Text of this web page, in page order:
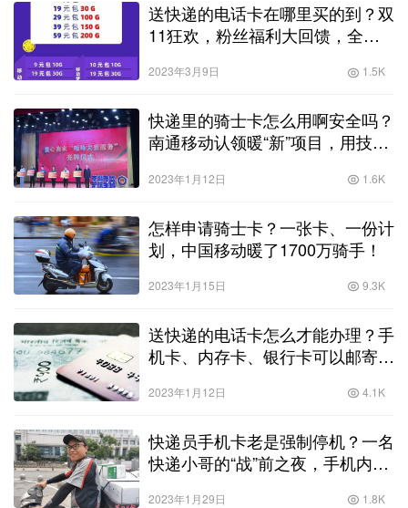
送快递的电话卡在哪里买的到？双
11狂欢，粉丝福利大回馈，全商
2023年3月9日 1.5K
快递里的骑士卡怎么用啊安全吗？
南通移动认领暖“新”项目，用技术
2023年1月12日 1.6K
怎样申请骑士卡？一张卡、一份计
划，中国移动暖了1700万骑手！
2023年1月15日 9.3K
送快递的电话卡怎么才能办理？手
机卡、内存卡、银行卡可以邮寄
2023年1月12日 4.1K
快递员手机卡老是强制停机？一名
快递小哥的“战”前之夜，手机内的
2023年1月29日 1.8K